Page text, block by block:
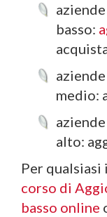
basso:
medio:
alto:
Per
corso di
basso online